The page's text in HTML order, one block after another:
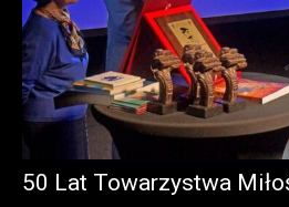
50 Lat Towarzystwa